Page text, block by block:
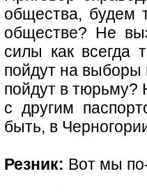
общества, будем
обществе? Не
силы как всегда
пойдут на выборы
пойдут в тюрьму?
с другим
быть, в
Резник: Вот мы